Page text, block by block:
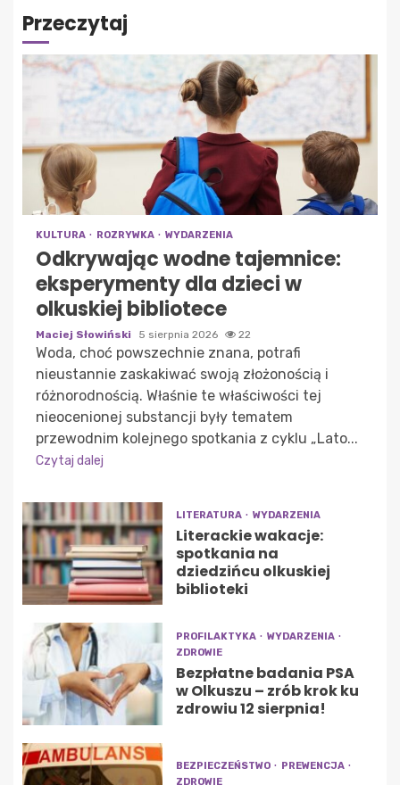
Przeczytaj
KULTURA ROZRYWKA WYDARZENIA
Odkrywając wodne tajemnice:
eksperymenty dla dzieci w
olkuskiej bibliotece
Maciej Słowiński 5 sierpnia 2026 22
Woda, choć powszechnie znana, potrafi
nieustannie zaskakiwać swoją złożonością i
różnorodnością. Właśnie te właściwości tej
nieocenionej substancji były tematem
przewodnim kolejnego spotkania z cyklu „Lato...
Czytaj dalej
LITERATURA WYDARZENIA
Literackie wakacje:
spotkania na
dziedzińcu olkuskiej
biblioteki
PROFILAKTYKA
WYDARZENIA
ZDROWIE
Bezpłatne badania PSA
w Olkuszu – zrób krok ku
zdrowiu 12 sierpnia!
BEZPIECZEŃSTWO
PREWENCJA
ZDROWIE